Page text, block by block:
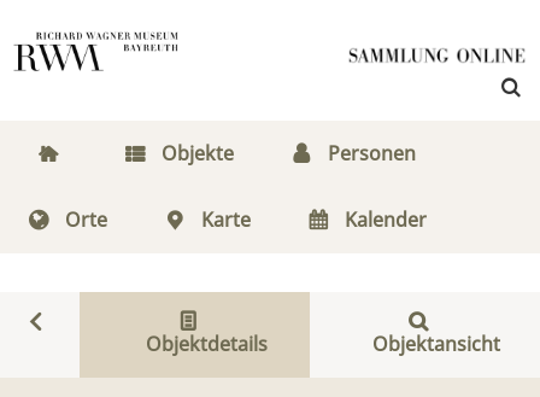
Objekte Personen
Orte Karte Kalender
Objektdetails Objektansicht